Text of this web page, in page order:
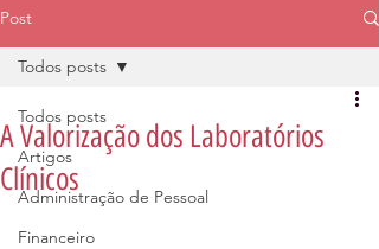
Post
Todos posts
Artigos
Administração de Pessoal
Financeiro
Todos posts
A Valorização dos Laboratórios
Clínicos